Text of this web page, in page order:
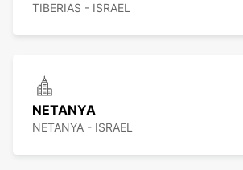
TIBERIAS - ISRAEL
NETANYA
NETANYA - ISRAEL